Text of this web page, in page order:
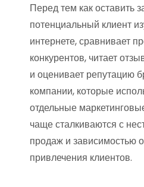
Перед тем как оставить
потенциальный клиент
интернете, сравнивает
конкурентов, читает
и оценивает репутацию
компании, которые
отдельные
чаще сталкиваются с
продаж и зависимостью
привлечения клиентов.